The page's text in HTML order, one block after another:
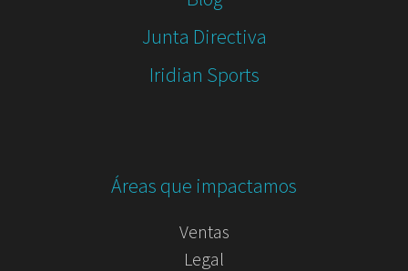
Junta Directiva
Iridian Sports
Áreas que impactamos
Ventas
Legal